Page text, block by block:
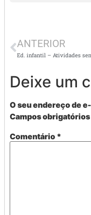
ANTERIOR
Deixe um
O seu endereço de
Campos
Comentário *